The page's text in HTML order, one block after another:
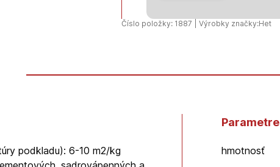
Číslo položky: 1887 | Výrobky značky:Het
podkladu): 6-10 m2/kg
Parametre
hmotnosť